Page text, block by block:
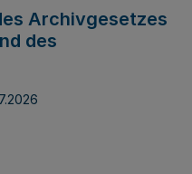
Archivgesetzes
des